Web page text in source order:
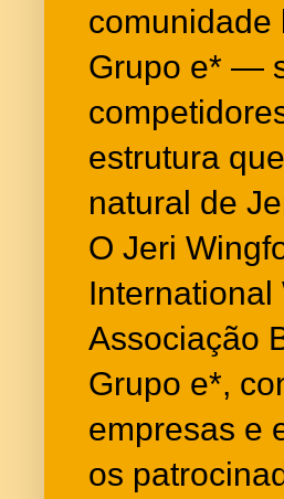
Grupo e* —
estrutura
natural de
O Jeri
International
Associação
Grupo e*,
empresas e
os